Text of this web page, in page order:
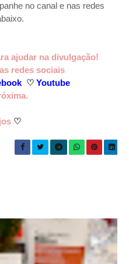
no canal e nas redes
ajudar na divulgação!
redes sociais
♡ Youtube
♡